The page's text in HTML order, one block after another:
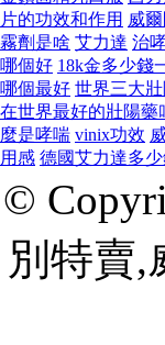
片的功效和作用 威
霧劑是啥 艾力達 治
哪個好 18k金多少錢
哪個最好 世界三大
在世界最好的壯陽藥
麼是哮喘 vinix功效
用感 德國艾力達多
©
別特賣,